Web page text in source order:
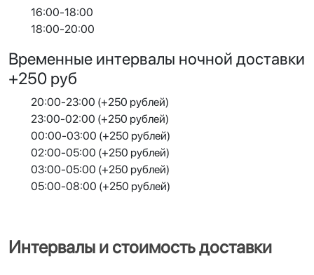
16:00-18:00
18:00-20:00
Временные интервалы ночной доставки
+250 руб
20:00-23:00 (+250 рублей)
23:00-02:00 (+250 рублей)
00:00-03:00 (+250 рублей)
02:00-05:00 (+250 рублей)
03:00-05:00 (+250 рублей)
05:00-08:00 (+250 рублей)
Интервалы и стоимость доставки